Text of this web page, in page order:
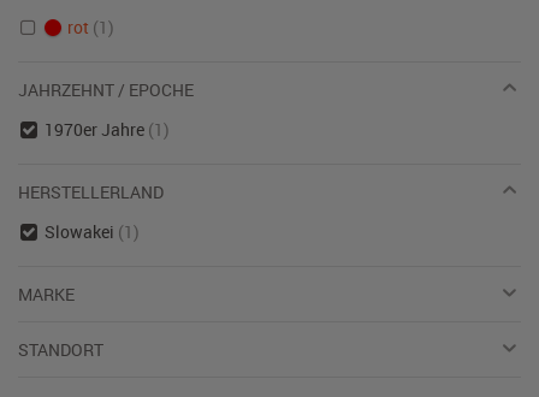
rot (1)
JAHRZEHNT / EPOCHE
1970er Jahre (1)
HERSTELLERLAND
Slowakei (1)
MARKE
STANDORT